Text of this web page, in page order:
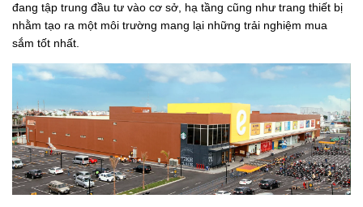
đang tập trung đầu tư vào cơ sở, hạ tầng cũng như trang thiết bị
nhằm tạo ra một môi trường mang lại những trải nghiệm mua
sắm tốt nhất.